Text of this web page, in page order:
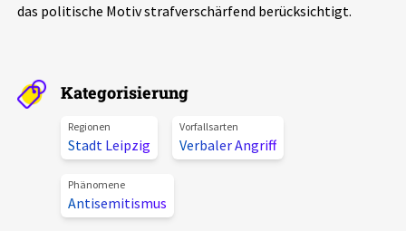
Leipziger Zustände
Phänomene
Alle Beiträge
das politische Motiv strafverschärfend berücksichtigt.
Kategorisierung
Regionen
Stadt Leipzig
Vorfallsarten
Verbaler Angriff
Phänomene
Antisemitismus